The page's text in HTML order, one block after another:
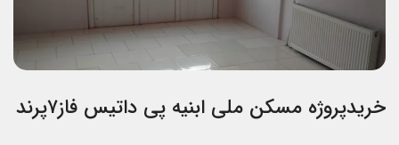
خریدپروژه مسکن ملی ابنیه پی داتیس فاز۷پرند